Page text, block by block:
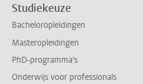
Studiekeuze
Bacheloropleidingen
Masteropleidingen
PhD-programma's
Onderwijs voor professionals